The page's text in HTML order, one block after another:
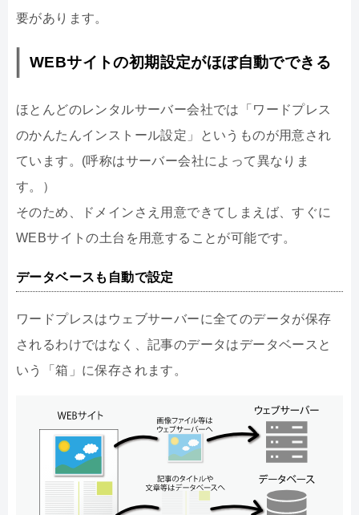
要があります。
WEBサイトの初期設定がほぼ自動でできる
ほとんどのレンタルサーバー会社では「ワードプレス
のかんたんインストール設定」というものが用意され
ています。(呼称はサーバー会社によって異なりま
す。）
そのため、ドメインさえ用意できてしまえば、すぐに
WEBサイトの土台を用意することが可能です。
データベースも自動で設定
ワードプレスはウェブサーバーに全てのデータが保存
されるわけではなく、記事のデータはデータベースと
いう「箱」に保存されます。